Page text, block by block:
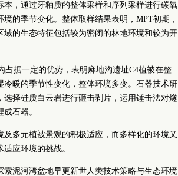
，通过牙釉质的整体采样和序列采样进行碳氧
的季节变化。整体取样结果表明，MPT初期，
的生态特征包括较为密闭的林地环境和较为开
占据一定的优势，表明麻地沟遗址C4植被在整
暖的季节性变化，整体环境多变。石器技术研
择硅质白云岩进行砸击剥片，运用锤击法对燧
石器。
多元植被景观的积极适应，而多样化的环境又
应环境的挑战。
泥河湾盆地早更新世人类技术策略与生态环境